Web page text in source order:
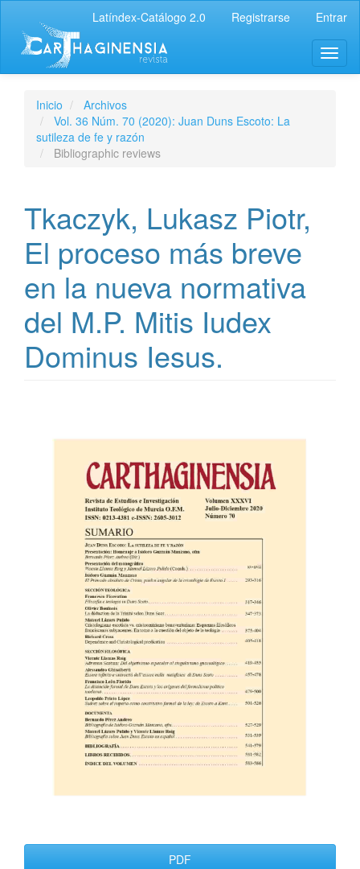
Latíndex-Catálogo 2.0 Registrarse Entrar
Inicio
Archivos
Vol. 36 Núm. 70 (2020): Juan Duns Escoto: La
sutileza de fe y razón
Bibliographic reviews
Tkaczyk, Lukasz Piotr,
El proceso más breve
en la nueva normativa
del M.P. Mitis Iudex
Dominus Iesus.
PDF